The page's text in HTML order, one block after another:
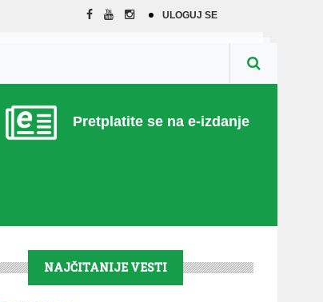
ULOGUJ SE
Pretplatite se na e-izdanje
NAJČITANIJE VESTI